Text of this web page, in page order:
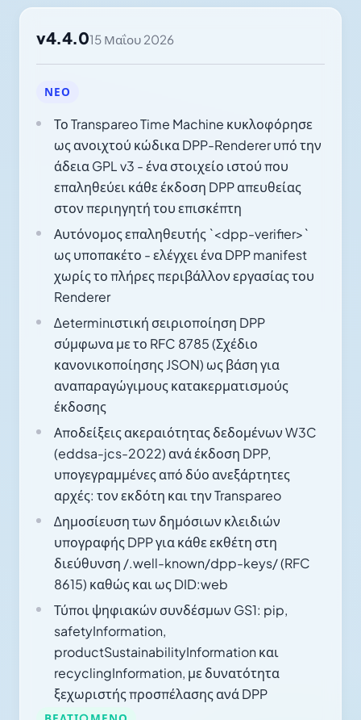
v4.4.015 Μαΐου 2026
ΝΈΟ
Το Transpareo Time Machine κυκλοφόρησε
ως ανοιχτού κώδικα DPP-Renderer υπό την
άδεια GPL v3 - ένα στοιχείο ιστού που
επαληθεύει κάθε έκδοση DPP απευθείας
στον περιηγητή του επισκέπτη
Αυτόνομος επαληθευτής `<dpp-verifier>`
ως υποπακέτο - ελέγχει ένα DPP manifest
χωρίς το πλήρες περιβάλλον εργασίας του
Renderer
Δeterminιστική σειριοποίηση DPP
σύμφωνα με το RFC 8785 (Σχέδιο
κανονικοποίησης JSON) ως βάση για
αναπαραγώγιμους κατακερματισμούς
έκδοσης
Αποδείξεις ακεραιότητας δεδομένων W3C
(eddsa-jcs-2022) ανά έκδοση DPP,
υπογεγραμμένες από δύο ανεξάρτητες
αρχές: τον εκδότη και την Transpareo
Δημοσίευση των δημόσιων κλειδιών
υπογραφής DPP για κάθε εκθέτη στη
διεύθυνση /.well-known/dpp-keys/ (RFC
8615) καθώς και ως DID:web
Τύποι ψηφιακών συνδέσμων GS1: pip,
safetyInformation,
productSustainabilityInformation και
recyclingInformation, με δυνατότητα
ξεχωριστής προσπέλασης ανά DPP